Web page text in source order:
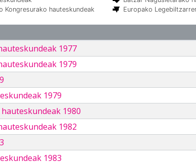
Kongresurako hauteskundeak
Europako
1977
1979
1979
1980
1982
1983